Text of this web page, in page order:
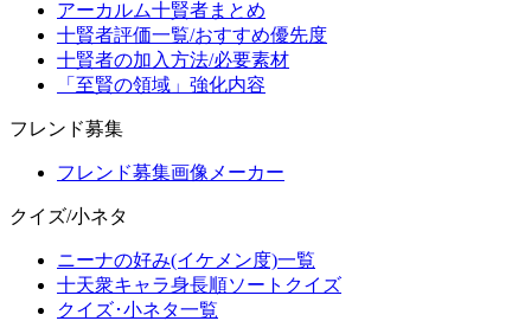
アーカルム十賢者まとめ
十賢者評価一覧/おすすめ優先度
十賢者の加入方法/必要素材
「至賢の領域」強化内容
フレンド募集
フレンド募集画像メーカー
クイズ/小ネタ
ニーナの好み(イケメン度)一覧
十天衆キャラ身長順ソートクイズ
クイズ･小ネタ一覧